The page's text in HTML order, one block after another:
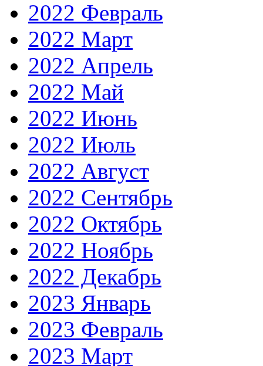
2022 Февраль
2022 Март
2022 Апрель
2022 Май
2022 Июнь
2022 Июль
2022 Август
2022 Сентябрь
2022 Октябрь
2022 Ноябрь
2022 Декабрь
2023 Январь
2023 Февраль
2023 Март